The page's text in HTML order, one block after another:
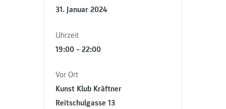
31. Januar 2024
Uhrzeit
19:00 – 22:00
Vor Ort
Kunst Klub Kräftner
Reitschulgasse 13